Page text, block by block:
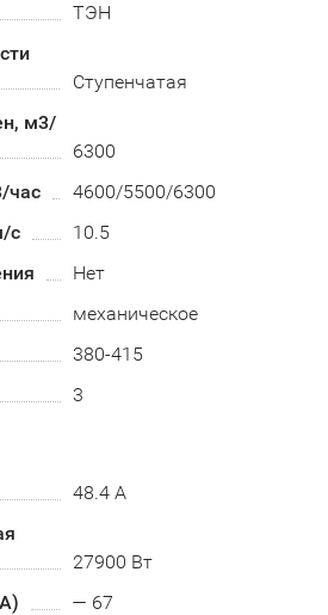
ТЭН
Ступенчатая
м3/
6300
час
4600/5500/6300
с
10.5
Нет
механическое
380-415
3
48.4 А
27900 Вт
— 67